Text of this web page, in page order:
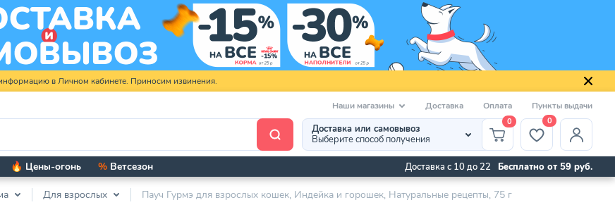
в Личном кабинете. Приносим извинения.
Наши магазины Доставка Оплата Пункты выдачи
Доставка или самовывоз
Выберите способ получения
0 0
🔥 Цены-огонь % Ветсезон Доставка с 10 до 22 Бесплатно от 59 руб.
Для взрослых Пауч Гурмэ для взрослых кошек, Индейка и горошек, Натуральные рецепты, 75 г